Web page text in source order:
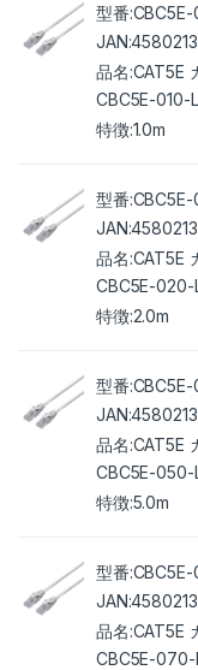
CBC5E-
CAT5E
CBC5E-010-
1.0m
CAT5E
CBC5E-020-
2.0m
CAT5E
CBC5E-050-
5.0m
CAT5E
CBC5E-070-